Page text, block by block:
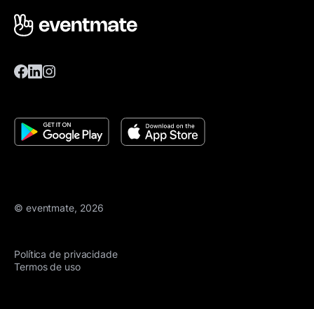
© eventmate, 2026
Política de privacidade
Termos de uso